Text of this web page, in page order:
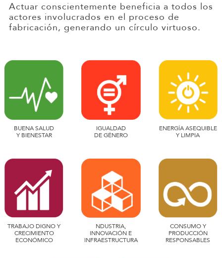
Actuar conscientemente beneficia a todos los
actores involucrados en el proceso de
fabricación, generando un círculo virtuoso.
BUENA SALUD
Y BIENESTAR
IGUALDAD
DE GÉNERO
ENERGÍA ASEQUIBLE
Y LIMPIA
TRABAJO DIGNO Y
CRECIMIENTO
ECONÓMICO
NDUSTRIA,
INNOVACIÓN E
INFRAESTRUCTURA
CONSUMO Y
PRODUCCIÓN
RESPONSABLES